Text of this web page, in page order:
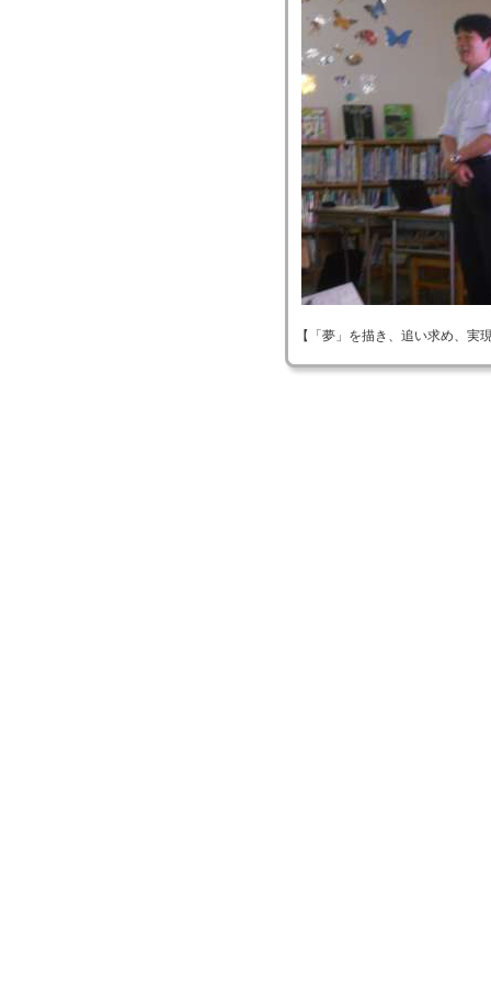
【「夢」を描き、追い求め、